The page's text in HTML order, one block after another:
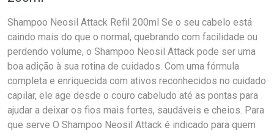
Shampoo Neosil Attack Refil 200ml Se o seu cabelo está
caindo mais do que o normal, quebrando com facilidade ou
perdendo volume, o Shampoo Neosil Attack pode ser uma
boa adição à sua rotina de cuidados. Com uma fórmula
completa e enriquecida com ativos reconhecidos no cuidado
capilar, ele age desde o couro cabeludo até as pontas para
ajudar a deixar os fios mais fortes, saudáveis e cheios. Para
que serve O Shampoo Neosil Attack é indicado para quem